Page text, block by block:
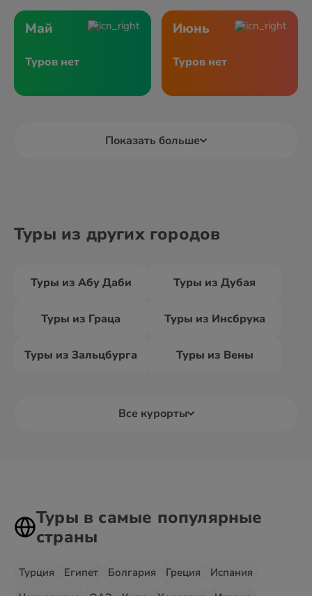
Май
Туров нет
Июнь
Туров нет
Показать больше
Туры из других городов
Туры из Абу Даби Туры из Дубая
Туры из Граца Туры из Инсбрука
Туры из Зальцбурга Туры из Вены
Все курорты
Туры в самые популярные
страны
Турция Египет Болгария Греция
Испания